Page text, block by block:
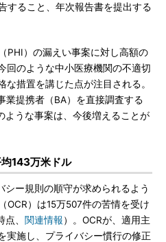
すること、年次報告書を提出する
PHI）の漏えい事案に対し高額の
回のような中小医療機関の不適切
措置を講じた点が注目される。
業提携者（BA）を直接調査する
ような事案は、今後増えることが
143万米ドル
ー規則の順守が求められるよう
OCR）は15万507件の苦情を受け
、 関連情報）。OCRが、適用主
実施し、プライバシー慣行の修正